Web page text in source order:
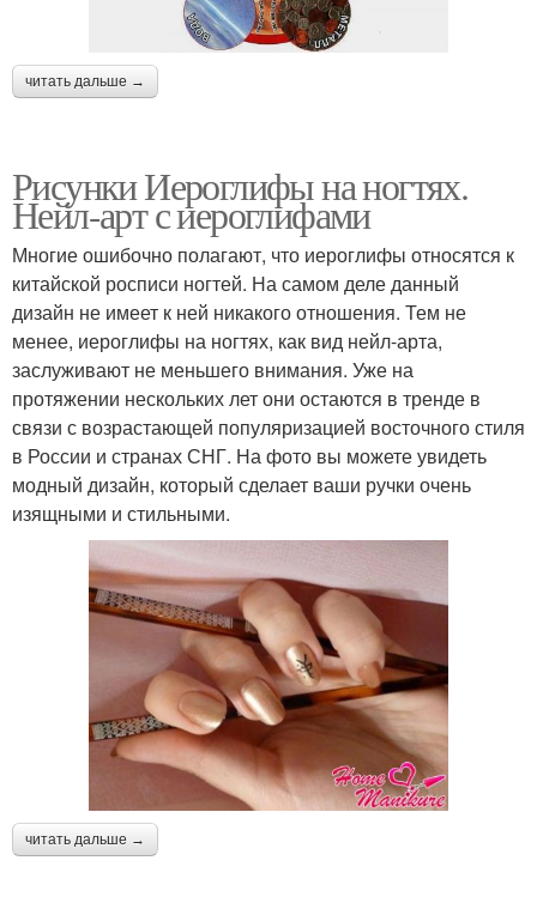
читать дальше →
Рисунки Иероглифы на ногтях.
Нейл-арт с иероглифами
Многие ошибочно полагают, что иероглифы относятся к
китайской росписи ногтей. На самом деле данный
дизайн не имеет к ней никакого отношения. Тем не
менее, иероглифы на ногтях, как вид нейл-арта,
заслуживают не меньшего внимания. Уже на
протяжении нескольких лет они остаются в тренде в
связи с возрастающей популяризацией восточного стиля
в России и странах СНГ. На фото вы можете увидеть
модный дизайн, который сделает ваши ручки очень
изящными и стильными.
читать дальше →